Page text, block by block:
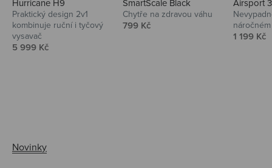
Hurricane H9
Praktický design 2v1
kombinuje ruční i tyčový
vysavač
Prodejní cena
5 999 Kč
SmartScale Black
Chytře na zdravou váhu
Prodejní cena
799 Kč
Airsport
Prodejní
1 199 Kč